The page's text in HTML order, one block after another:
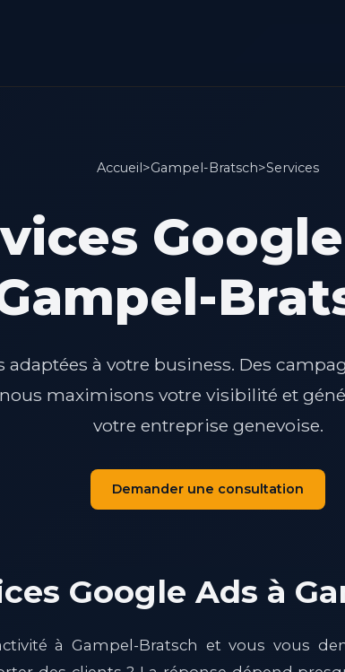
Accueil>Gampel-Bratsch>Services
adaptées à votre business. Des
maximisons votre visibilité et
votre entreprise genevoise.
Demander une consultation
Google Ads à
à Gampel-Bratsch et vous vous